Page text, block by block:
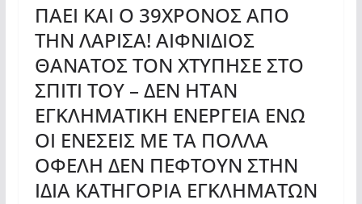
ΠΑΕΙ ΚΑΙ Ο 39ΧΡΟΝΟΣ ΑΠΟ
ΤΗΝ ΛΑΡΙΣΑ! ΑΙΦΝΙΔΙΟΣ
ΘΑΝΑΤΟΣ ΤΟΝ ΧΤΥΠΗΣΕ ΣΤΟ
ΣΠΙΤΙ ΤΟΥ – ΔΕΝ ΗΤΑΝ
ΕΓΚΛΗΜΑΤΙΚΗ ΕΝΕΡΓΕΙΑ ΕΝΩ
ΟΙ ΕΝΕΣΕΙΣ ΜΕ ΤΑ ΠΟΛΛΑ
ΟΦΕΛΗ ΔΕΝ ΠΕΦΤΟΥΝ ΣΤΗΝ
ΙΔΙΑ ΚΑΤΗΓΟΡΙΑ ΕΓΚΛΗΜΑΤΩΝ